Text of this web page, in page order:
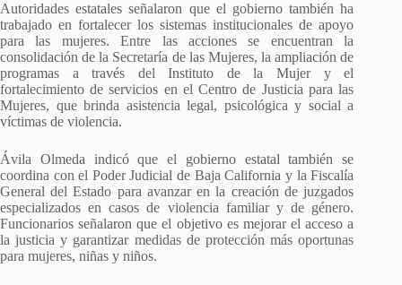
Autoridades estatales señalaron que el gobierno también ha
trabajado en fortalecer los sistemas institucionales de apoyo
para las mujeres. Entre las acciones se encuentran la
consolidación de la Secretaría de las Mujeres, la ampliación de
programas a través del Instituto de la Mujer y el
fortalecimiento de servicios en el Centro de Justicia para las
Mujeres, que brinda asistencia legal, psicológica y social a
víctimas de violencia.
Ávila Olmeda indicó que el gobierno estatal también se
coordina con el Poder Judicial de Baja California y la Fiscalía
General del Estado para avanzar en la creación de juzgados
especializados en casos de violencia familiar y de género.
Funcionarios señalaron que el objetivo es mejorar el acceso a
la justicia y garantizar medidas de protección más oportunas
para mujeres, niñas y niños.